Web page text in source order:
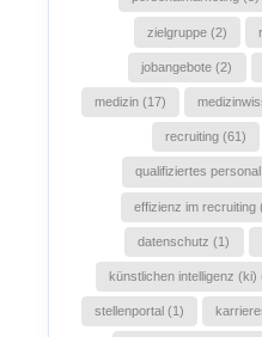
zielgruppe (2)
jobangebote (2)
medizin (17)
recruiting (61)
qualifiziertes
effizienz im recruiting
datenschutz (1)
künstlichen intelligenz (ki)
stellenportal (1)